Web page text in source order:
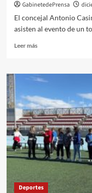
GabinetedePrensa
El concejal Antonio
asisten al evento de un
Leer másLeer
Las
mejores
del
fútbol
en
España
juegan
en
la
Cup,
Deportes